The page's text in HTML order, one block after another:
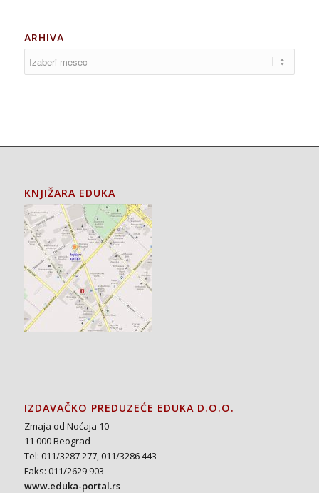
ARHIVA
KNJIŽARA EDUKA
IZDAVAČKO PREDUZEĆE EDUKA D.O.O.
Zmaja od Noćaja 10
11 000 Beograd
Tel: 011/3287 277, 011/3286 443
Faks: 011/2629 903
www.eduka-portal.rs